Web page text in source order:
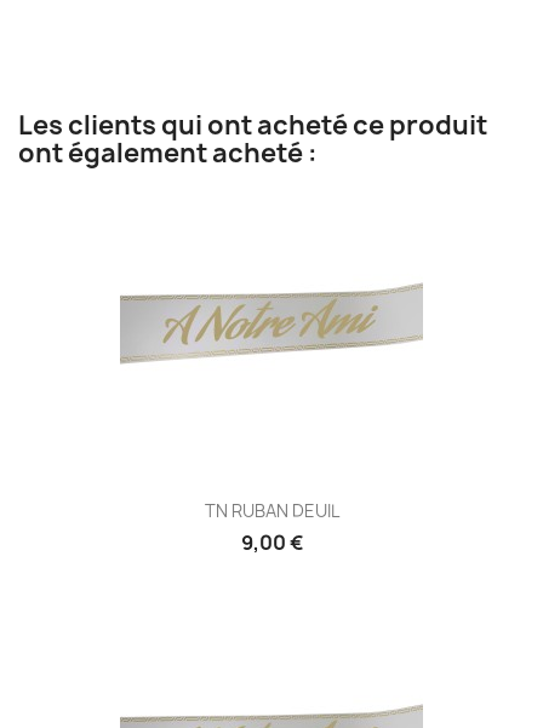
Les clients qui ont acheté ce produit
ont également acheté :
TN RUBAN DEUIL
9,00 €